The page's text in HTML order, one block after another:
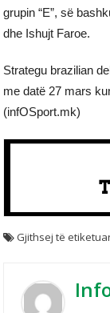
grupin “E”, së
dhe Ishujt Faroe.
Strategu brazilian
me datë 27 mars
(infOSport.mk)
Gjithsej të